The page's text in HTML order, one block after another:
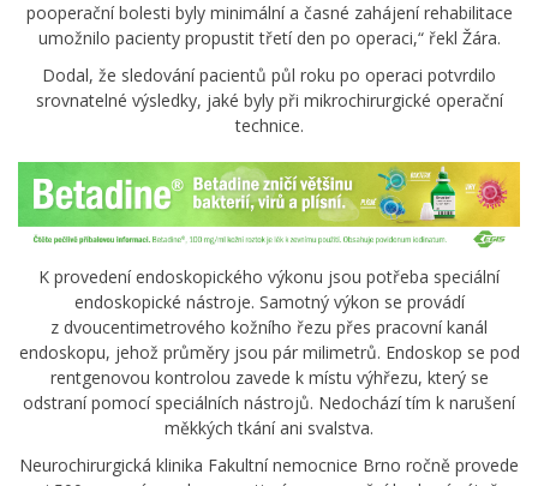
pooperační bolesti byly minimální a časné zahájení rehabilitace
umožnilo pacienty propustit třetí den po operaci,“ řekl Žára.
Dodal, že sledování pacientů půl roku po operaci potvrdilo
srovnatelné výsledky, jaké byly při mikrochirurgické operační
technice.
K provedení endoskopického výkonu jsou potřeba speciální
endoskopické nástroje. Samotný výkon se provádí
z dvoucentimetrového kožního řezu přes pracovní kanál
endoskopu, jehož průměry jsou pár milimetrů. Endoskop se pod
rentgenovou kontrolou zavede k místu výhřezu, který se
odstraní pomocí speciálních nástrojů. Nedochází tím k narušení
měkkých tkání ani svalstva.
Neurochirurgická klinika Fakultní nemocnice Brno ročně provede